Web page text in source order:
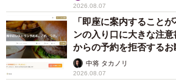
2026.08.07
「即座に案内すること
ンの入り口に大きな注
からの予約を拒否する
中将 タカノリ
2026.08.07